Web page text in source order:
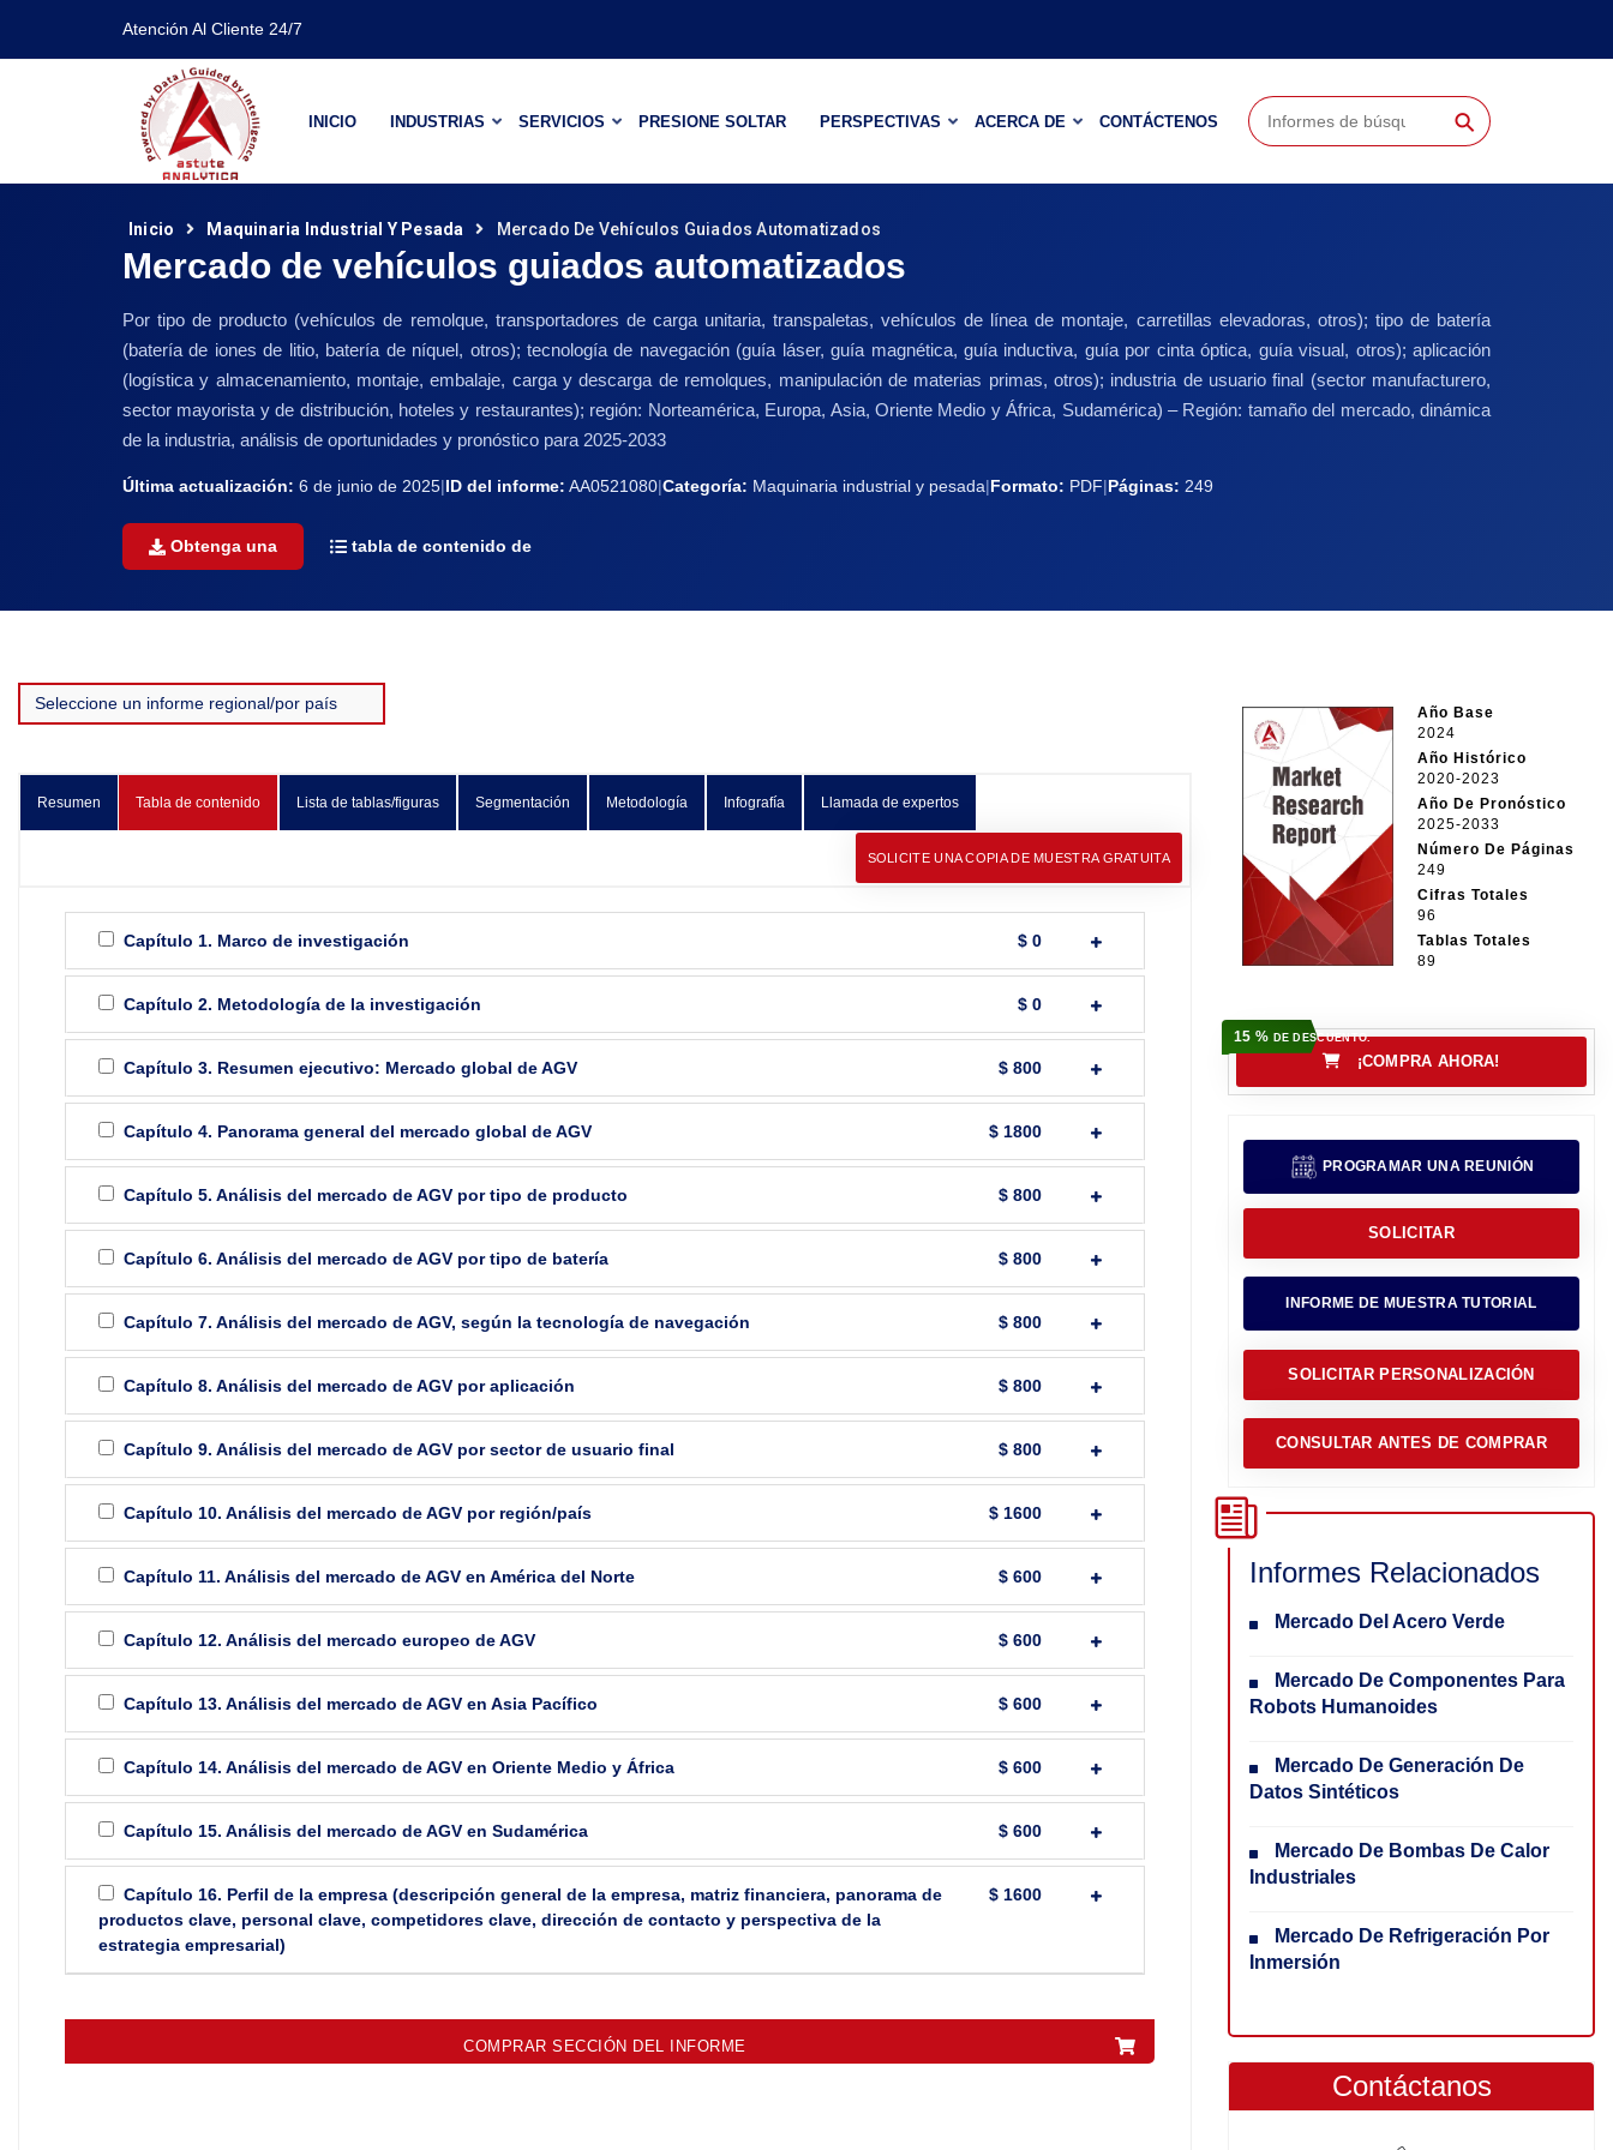
Atención Al Cliente 24/7
INICIO INDUSTRIAS SERVICIOS PRESIONE SOLTAR PERSPECTIVAS ACERCA DE CONTÁCTENOS ⚲
Inicio Maquinaria Industrial Y Pesada Mercado De Vehículos Guiados Automatizados
Mercado de vehículos guiados automatizados
Por tipo de producto (vehículos de remolque, transportadores de carga unitaria, transpaletas, vehículos de línea de montaje, carretillas elevadoras, otros); tipo de batería
(batería de iones de litio, batería de níquel, otros); tecnología de navegación (guía láser, guía magnética, guía inductiva, guía por cinta óptica, guía visual, otros); aplicación
(logística y almacenamiento, montaje, embalaje, carga y descarga de remolques, manipulación de materias primas, otros); industria de usuario final (sector manufacturero,
sector mayorista y de distribución, hoteles y restaurantes); región: Norteamérica, Europa, Asia, Oriente Medio y África, Sudamérica) – Región: tamaño del mercado, dinámica
de la industria, análisis de oportunidades y pronóstico para 2025-2033
Última actualización: 6 de junio de 2025|ID del informe: AA0521080|Categoría: Maquinaria industrial y pesada|Formato: PDF|Páginas: 249
Obtenga una tabla de contenido de
Resumen Tabla de contenido Lista de tablas/figuras Segmentación Metodología Infografía Llamada de expertos
SOLICITE UNA COPIA DE MUESTRA GRATUITA
Capítulo 1. Marco de investigación $ 0
Capítulo 2. Metodología de la investigación $ 0
Capítulo 3. Resumen ejecutivo: Mercado global de AGV $ 800
Capítulo 4. Panorama general del mercado global de AGV $ 1800
Capítulo 5. Análisis del mercado de AGV por tipo de producto $ 800
Capítulo 6. Análisis del mercado de AGV por tipo de batería $ 800
Capítulo 7. Análisis del mercado de AGV, según la tecnología de navegación $ 800
Capítulo 8. Análisis del mercado de AGV por aplicación $ 800
Capítulo 9. Análisis del mercado de AGV por sector de usuario final $ 800
Capítulo 10. Análisis del mercado de AGV por región/país $ 1600
Capítulo 11. Análisis del mercado de AGV en América del Norte $ 600
Capítulo 12. Análisis del mercado europeo de AGV $ 600
Capítulo 13. Análisis del mercado de AGV en Asia Pacífico $ 600
Capítulo 14. Análisis del mercado de AGV en Oriente Medio y África $ 600
Capítulo 15. Análisis del mercado de AGV en Sudamérica $ 600
Capítulo 16. Perfil de la empresa (descripción general de la empresa, matriz financiera, panorama de
productos clave, personal clave, competidores clave, dirección de contacto y perspectiva de la
estrategia empresarial)
$ 1600
COMPRAR SECCIÓN DEL INFORME
Año Base
2024
Año Histórico
2020-2023
Año De Pronóstico
2025-2033
Número De Páginas
249
Cifras Totales
96
Tablas Totales
89
15 % DE DESCUENTO.
¡COMPRA AHORA!
PROGRAMAR UNA REUNIÓN
SOLICITAR
INFORME DE MUESTRA TUTORIAL
SOLICITAR PERSONALIZACIÓN
CONSULTAR ANTES DE COMPRAR
Informes Relacionados
Mercado Del Acero Verde
Mercado De Componentes Para
Robots Humanoides
Mercado De Generación De
Datos Sintéticos
Mercado De Bombas De Calor
Industriales
Mercado De Refrigeración Por
Inmersión
Contáctanos